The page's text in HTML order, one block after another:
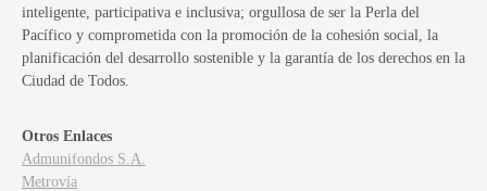
inteligente, participativa e inclusiva; orgullosa de ser la Perla del
Pacífico y comprometida con la promoción de la cohesión social, la
planificación del desarrollo sostenible y la garantía de los derechos en la
Ciudad de Todos.
Otros Enlaces
Admunifondos S.A.
Metrovía